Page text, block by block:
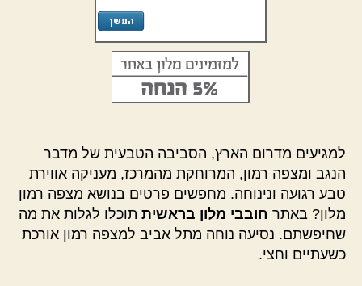
למגיעים מדרום הארץ, הסביבה הטבעית של מדבר
הנגב ומצפה רמון, המרוחקת מהמרכז, מעניקה אווירת
טבע רגועה ונינוחה. מחפשים פרטים בנושא מצפה רמון
מלון? באתר חובבי מלון בראשית תוכלו לגלות את מה
שחיפשתם. נסיעה נוחה מתל אביב למצפה רמון אורכת
כשעתיים וחצי.